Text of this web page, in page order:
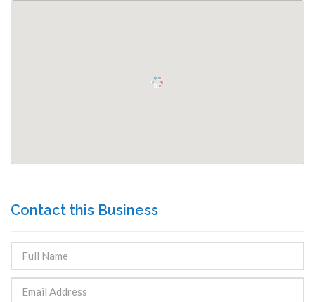
Contact this Business